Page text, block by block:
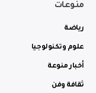
منوعات
رياضة
علوم وتكنولوجيا
أخبار منوعة
ثقافة وفن